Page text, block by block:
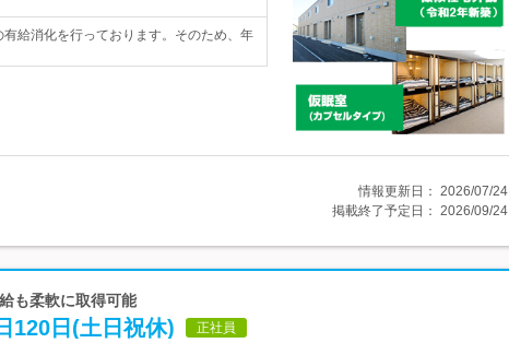
給消化を行っております。そのため、年
情報更新日： 2026/07/24
掲載終了予定日： 2026/09/24
も柔軟に取得可能
120日(土日祝休) 正社員